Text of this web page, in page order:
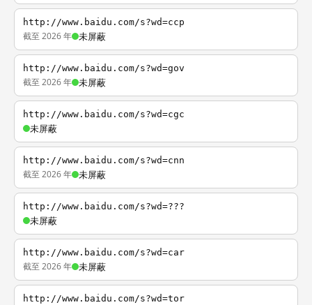
http://www.baidu.com/s?wd=ccp
截至 2026 年 未屏蔽
http://www.baidu.com/s?wd=gov
截至 2026 年 未屏蔽
http://www.baidu.com/s?wd=cgc
未屏蔽
http://www.baidu.com/s?wd=cnn
截至 2026 年 未屏蔽
http://www.baidu.com/s?wd=???
未屏蔽
http://www.baidu.com/s?wd=car
截至 2026 年 未屏蔽
http://www.baidu.com/s?wd=tor